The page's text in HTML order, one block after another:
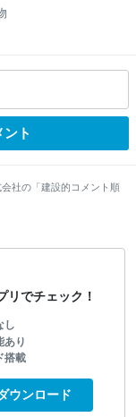
ト
社の「建設的コメント順
リでチェック！
し
あり
搭載
ウンロード